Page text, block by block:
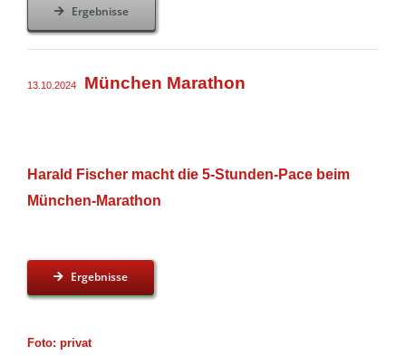
Ergebnisse
13.10.2024 München Marathon
Harald Fischer macht die 5-Stunden-Pace beim
München-Marathon
Ergebnisse
Foto: privat